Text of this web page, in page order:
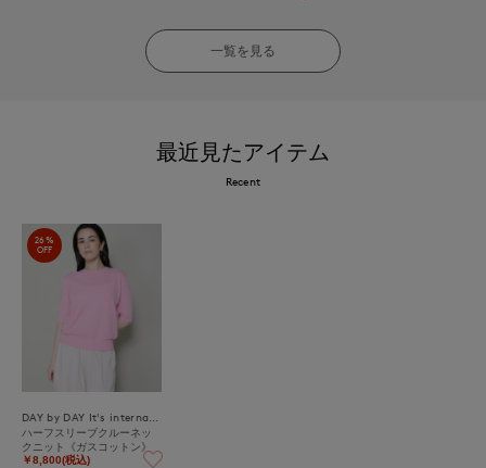
一覧を見る
最近見たアイテム
Recent
26%
OFF
ハーフスリーブクルーネッ
クニット《ガスコットン》
￥8,800(税込)